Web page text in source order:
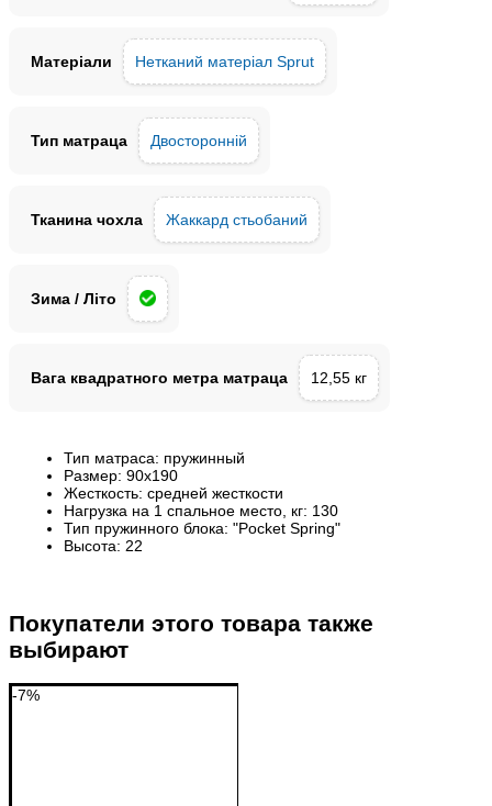
Матеріали Нетканий матеріал Sprut
Тип матраца Двосторонній
Тканина чохла Жаккард стьобаний
Зима / Літо
Вага квадратного метра матраца 12,55 кг
Тип матраса: пружинный
Размер: 90x190
Жесткость: средней жесткости
Нагрузка на 1 спальное место, кг: 130
Тип пружинного блока: "Pocket Spring"
Высота: 22
Покупатели этого товара также
выбирают
-7%